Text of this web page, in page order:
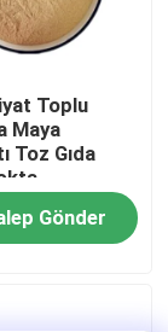
Toplu
Maya
Toz Gıda
Gönder